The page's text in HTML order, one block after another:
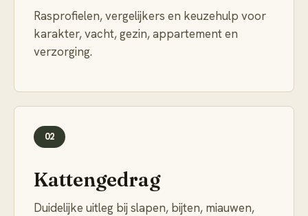
Rasprofielen, vergelijkers en keuzehulp voor
karakter, vacht, gezin, appartement en
verzorging.
02
Kattengedrag
Duidelijke uitleg bij slapen, bijten, miauwen,